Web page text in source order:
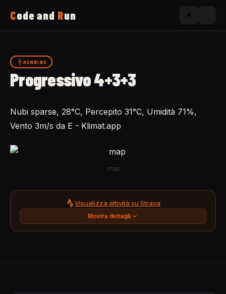
Code and Run ☀️
Running
Uses
Now
RUNNING
Progressivo 4+3+3
Nubi sparse, 28°C, Percepito 31°C, Umidità 71%,
Vento 3m/s da E - Klimat.app
map
Visualizza attività su Strava
Mostra dettagli